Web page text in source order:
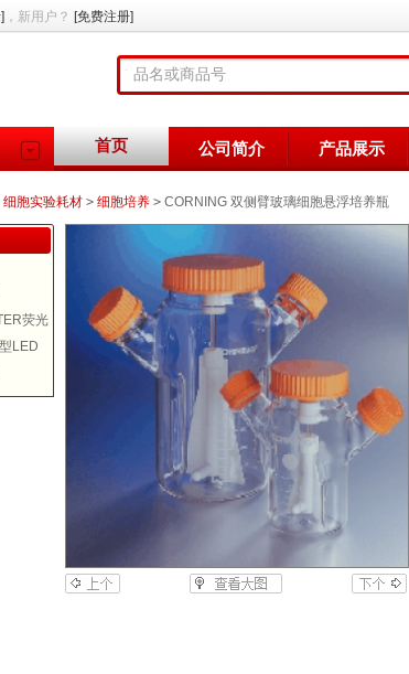
，新用户？ [免费注册]
首页 公司简介 产品展示
细胞实验耗材 > 细胞培养 > CORNING 双侧臂玻璃细胞悬浮培养瓶
荧光
LED